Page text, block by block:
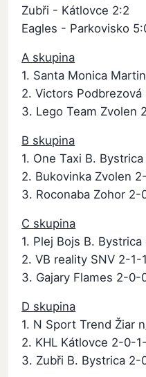
Zubři - Kátlovce 2:2
Eagles - Parkovisko
A skupina
1. Santa Monica
2. Victors
3. Lego Team Zvolen
B skupina
1. One Taxi B.
2. Bukovinka Zvolen
3. Roconaba Zohor
C skupina
1. Plej Bojs B.
2. VB reality SNV 2-
3. Gajary Flames 2-0-
D skupina
1. N Sport Trend Žiar
2. KHL Kátlovce 2-0-
3. Zubři B. Bystrica 2-